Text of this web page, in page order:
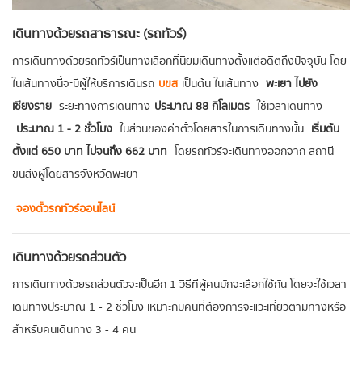
เดินทางด้วยรถสาธารณะ (รถทัวร์)
การเดินทางด้วยรถทัวร์เป็นทางเลือกที่นิยมเดินทางตั้งแต่อดีตถึงปัจจุบัน โดย
ในเส้นทางนี้จะมีผู้ให้บริการเดินรถ บขส เป็นต้น ในเส้นทาง พะเยา ไปยัง
เชียงราย ระยะทางการเดินทาง ประมาณ 88 กิโลเมตร ใช้เวลาเดินทาง
ประมาณ 1 - 2 ชั่วโมง ในส่วนของค่าตั๋วโดยสารในการเดินทางนั้น เริ่มต้น
ตั้งแต่ 650 บาท ไปจนถึง 662 บาท โดยรถทัวร์จะเดินทางออกจาก สถานี
ขนส่งผู้โดยสารจังหวัดพะเยา
จองตั๋วรถทัวร์ออนไลน์
เดินทางด้วยรถส่วนตัว
การเดินทางด้วยรถส่วนตัวจะเป็นอีก 1 วิธีที่ผู้คนมักจะเลือกใช้กัน โดยจะใช้เวลา
เดินทางประมาณ 1 - 2 ชั่วโมง เหมาะกับคนที่ต้องการจะแวะเที่ยวตามทางหรือ
สำหรับคนเดินทาง 3 - 4 คน